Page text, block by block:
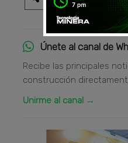
Únete al canal de
Recibe las principales
construcción
Unirme al canal →